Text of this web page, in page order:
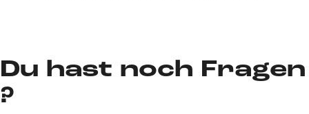
Du hast noch Fragen
?